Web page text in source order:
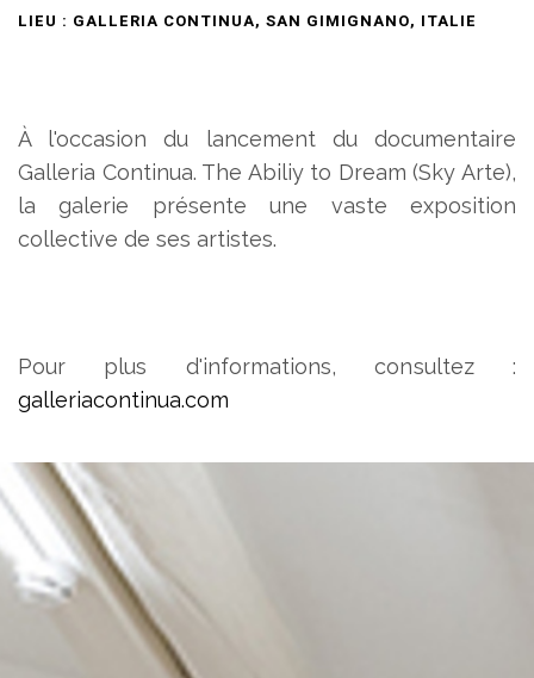
LIEU : GALLERIA CONTINUA, SAN GIMIGNANO, ITALIE
À l'occasion du lancement du documentaire
Galleria Continua. The Abiliy to Dream (Sky Arte),
la galerie présente une vaste exposition
collective de ses artistes.
Pour plus d'informations, consultez :
galleriacontinua.com